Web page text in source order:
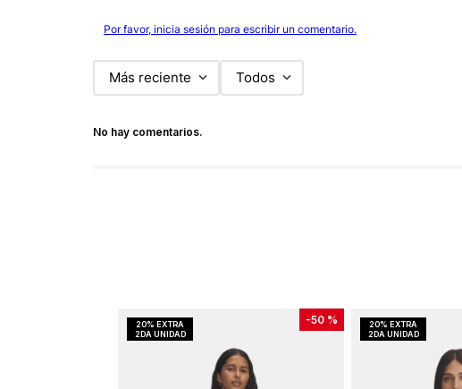
Por favor, inicia sesión para escribir un comentario.
Más reciente Todos
No hay comentarios.
-50 %